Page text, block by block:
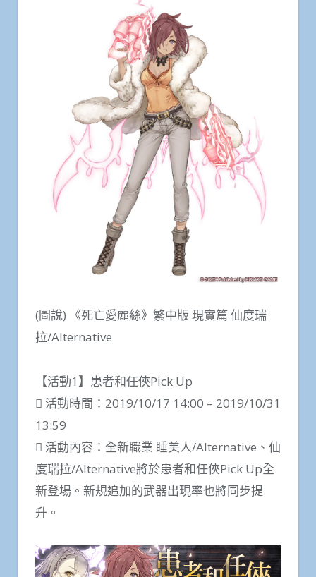
(圖說) 《死亡愛麗絲》繁中版 現實篇 仙度瑞
拉/Alternative
【活動1】患者和任俠Pick Up
 活動時間：2019/10/17 14:00 – 2019/10/31
13:59
 活動內容：全新職業 睡美人/Alternative、仙
度瑞拉/Alternative將於患者和任俠Pick Up全
新登場。新規追加的武器出現率也將同步提
升。